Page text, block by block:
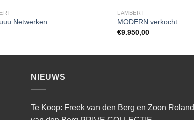
Netwerken…
LAMBERT
MODERN verkocht
€9.950,00
NIEUWS
Te Koop: Freek van den Berg en Zoon Roland